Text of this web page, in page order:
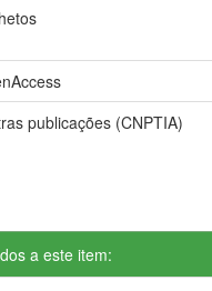
publicações (CNPTIA)
a este item: